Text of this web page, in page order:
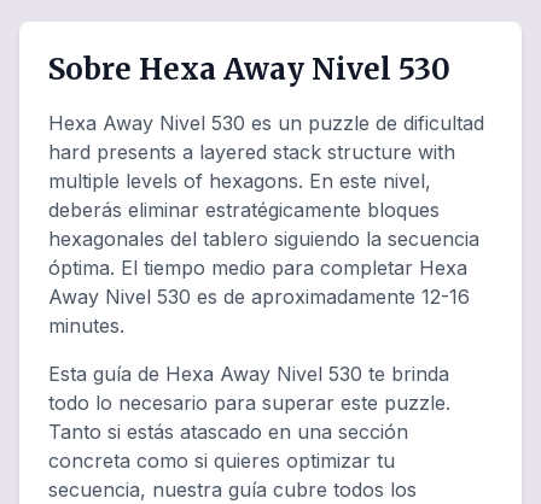
Sobre Hexa Away Nivel 530
Hexa Away Nivel 530 es un puzzle de dificultad
hard presents a layered stack structure with
multiple levels of hexagons. En este nivel,
deberás eliminar estratégicamente bloques
hexagonales del tablero siguiendo la secuencia
óptima. El tiempo medio para completar Hexa
Away Nivel 530 es de aproximadamente 12-16
minutes.
Esta guía de Hexa Away Nivel 530 te brinda
todo lo necesario para superar este puzzle.
Tanto si estás atascado en una sección
concreta como si quieres optimizar tu
secuencia, nuestra guía cubre todos los